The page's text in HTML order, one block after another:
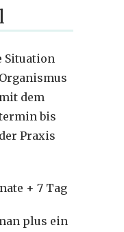
Situation
dem
bis
Praxis
+ 7 Tag
plus ein